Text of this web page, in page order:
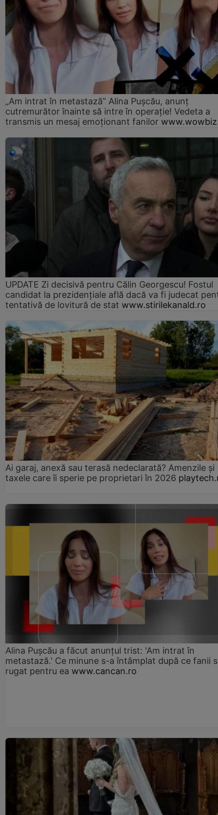
„Am intrat în metastază” Alina Pușcău, anunț
cutremurător înainte să intre în operație! Vedeta a
transmis un mesaj emoționant fanilor
UPDATE Zi decisivă pentru Călin Georgescu! Fostul
candidat la prezidențiale află dacă va fi judecat
tentativă de lovitură de stat www.stirilekanald.ro
Ai garaj, anexă sau terasă nedeclarată? Amenzile și
taxele care îi sperie pe proprietari în 2026
Alina Pușcău a făcut anunțul trist: 'Am intrat în
metastază.' Ce minune s-a întâmplat după ce fanii
rugat pentru ea www.cancan.ro